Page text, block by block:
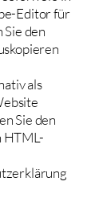
Editor für
den
als
Sie den
HTML-